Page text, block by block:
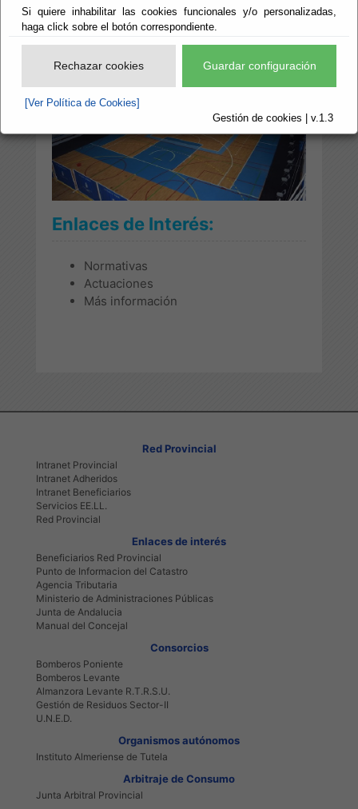
Si quiere inhabilitar las cookies funcionales y/o personalizadas,
haga click sobre el botón correspondiente.
Rechazar cookies Guardar configuración
[Ver Política de Cookies]
Gestión de cookies | v.1.3
dicho documento.
Enlaces de Interés:
Normativas
Actuaciones
Más información
Red Provincial
Intranet Provincial
Intranet Adheridos
Intranet Beneficiarios
Servicios EE.LL.
Red Provincial
Enlaces de interés
Beneficiarios Red Provincial
Punto de Informacion del Catastro
Agencia Tributaria
Ministerio de Administraciones Públicas
Junta de Andalucia
Manual del Concejal
Consorcios
Bomberos Poniente
Bomberos Levante
Almanzora Levante R.T.R.S.U.
Gestión de Residuos Sector-II
U.N.E.D.
Organismos autónomos
Instituto Almeriense de Tutela
Arbitraje de Consumo
Junta Arbitral Provincial